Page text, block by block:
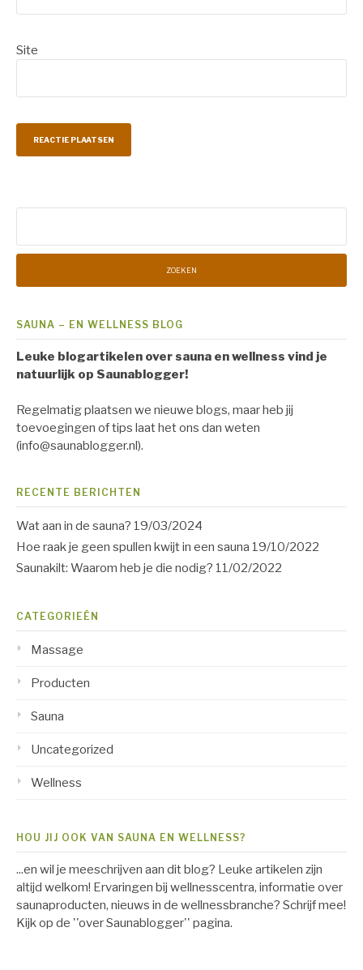
Site
SAUNA – EN WELLNESS BLOG
Leuke blogartikelen over sauna en wellness vind je
natuurlijk op Saunablogger!
Regelmatig plaatsen we nieuwe blogs, maar heb jij
toevoegingen of tips laat het ons dan weten
(info@saunablogger.nl).
RECENTE BERICHTEN
Wat aan in de sauna? 19/03/2024
Hoe raak je geen spullen kwijt in een sauna 19/10/2022
Saunakilt: Waarom heb je die nodig? 11/02/2022
CATEGORIEËN
Massage
Producten
Sauna
Uncategorized
Wellness
HOU JIJ OOK VAN SAUNA EN WELLNESS?
...en wil je meeschrijven aan dit blog? Leuke artikelen zijn
altijd welkom! Ervaringen bij wellnesscentra, informatie over
saunaproducten, nieuws in de wellnessbranche? Schrijf mee!
Kijk op de ''over Saunablogger'' pagina.